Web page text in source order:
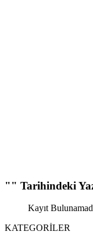
"" Tarihindeki
Kayıt
KATEGORİLER